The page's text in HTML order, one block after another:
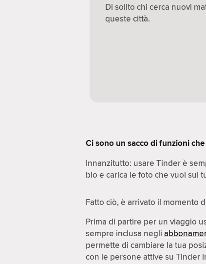
Di solito chi cerca nuovi
queste città.
Ci sono un sacco di funzioni
Innanzitutto: usare Tinder è
bio e carica le foto che vuoi sul
Fatto ciò, è arrivato il momento
Prima di partire per un viaggio
sempre inclusa negli
permette di cambiare la tua
con le persone attive su Tinder